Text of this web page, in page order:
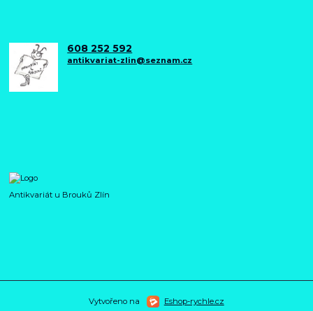
608 252 592
antikvariat-zlin@seznam.cz
Antikvariát u Brouků Zlín
Vytvořeno na Eshop-rychle.cz